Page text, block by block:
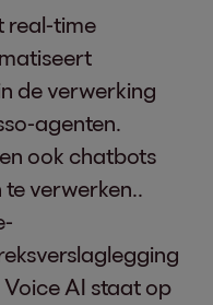
real-time
de verwerking
agenten.
ook chatbots
verwerken..
AI staat op